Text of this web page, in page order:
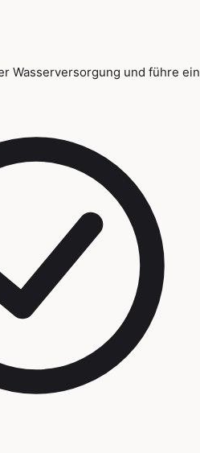
Wasserversorgung und führe ein